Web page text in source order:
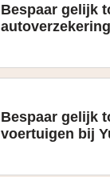
Bespaar gelijk
Bespaar gelijk
voertuigen bij